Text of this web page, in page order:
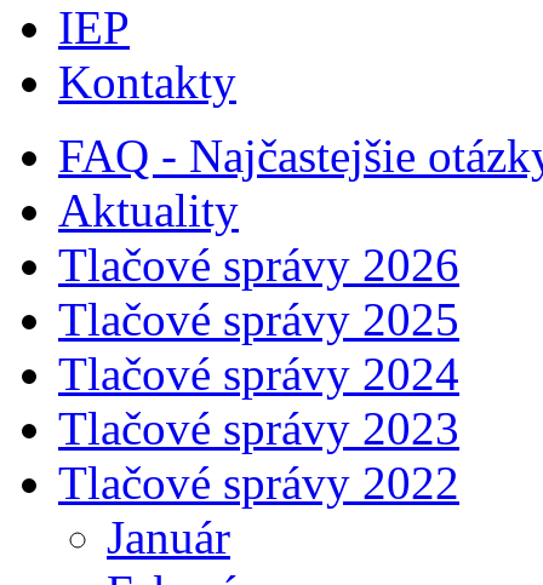
IEP
Kontakty
FAQ - Najčastejšie
Aktuality
Tlačové správy 2026
Tlačové správy 2025
Tlačové správy 2024
Tlačové správy 2023
Tlačové správy 2022
Január